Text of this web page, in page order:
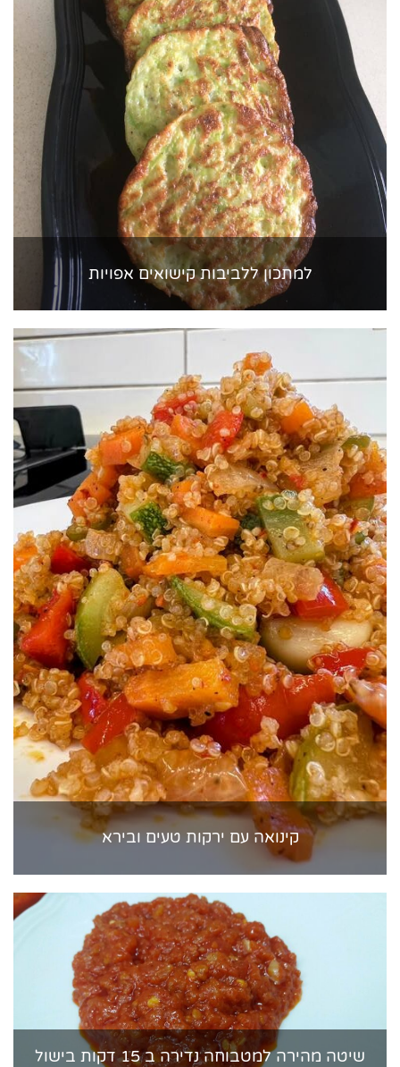
למתכון ללביבות קישואים אפויות
קינואה עם ירקות טעים ובירא
שיטה מהירה למטבוחה נדירה ב 15 דקות בישול